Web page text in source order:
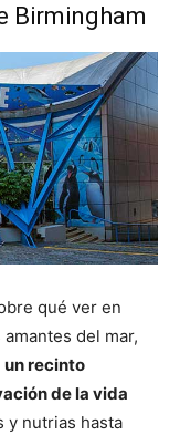
Birmingham
qué ver en
del mar,
un recinto
de la vida
y nutrias hasta